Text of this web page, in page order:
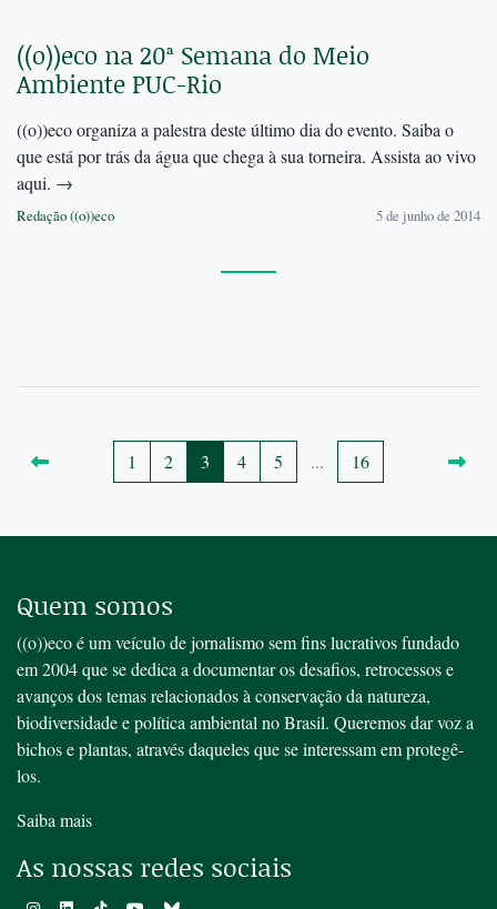
((o))eco na 20ª Semana do Meio
Ambiente PUC-Rio
((o))eco organiza a palestra deste último dia do evento. Saiba o
que está por trás da água que chega à sua torneira. Assista ao vivo
aqui. →
Redação ((o))eco 5 de junho de 2014
1 2 3 4 5 ... 16
Quem somos
((o))eco é um veículo de jornalismo sem fins lucrativos fundado
em 2004 que se dedica a documentar os desafios, retrocessos e
avanços dos temas relacionados à conservação da natureza,
biodiversidade e política ambiental no Brasil. Queremos dar voz a
bichos e plantas, através daqueles que se interessam em protegê-
los.
Saiba mais
As nossas redes sociais